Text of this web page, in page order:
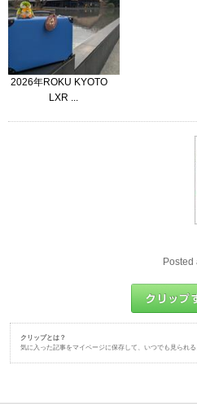
2026年ROKU KYOTO
LXR ...
クリップとは？
気に入った記事をマイページに保存して、いつでも見られる